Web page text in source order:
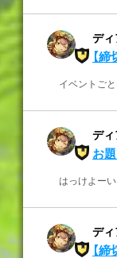
デ
【
イベントご
デ
お
はっけよーい
デ
【